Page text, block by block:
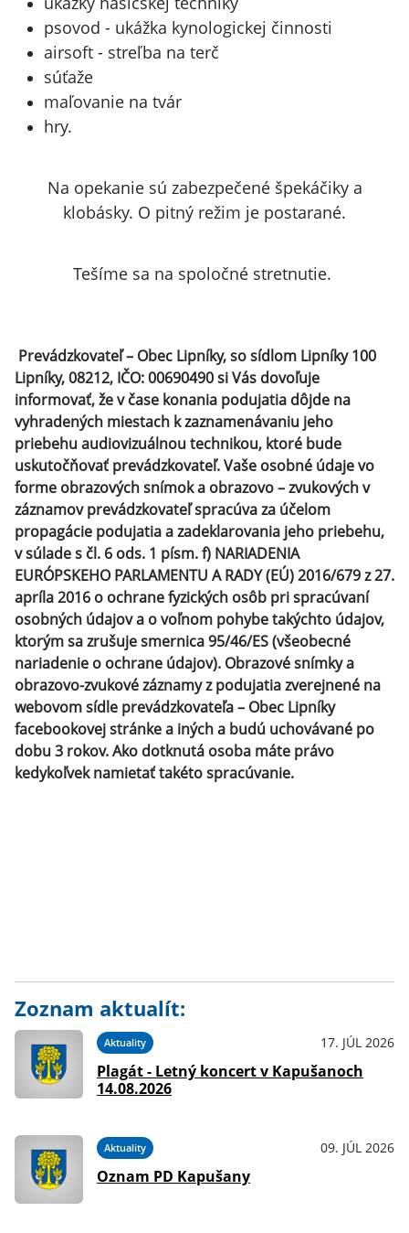
psovod - ukážka kynologickej činnosti
airsoft - streľba na terč
súťaže
maľovanie na tvár
hry.
Na opekanie sú zabezpečené špekáčiky a
klobásky. O pitný režim je postarané.
Tešíme sa na spoločné stretnutie.
Prevádzkovateľ – Obec Lipníky, so sídlom Lipníky 100
Lipníky, 08212, IČO: 00690490 si Vás dovoľuje
informovať, že v čase konania podujatia dôjde na
vyhradených miestach k zaznamenávaniu jeho
priebehu audiovizuálnou technikou, ktoré bude
uskutočňovať prevádzkovateľ. Vaše osobné údaje vo
forme obrazových snímok a obrazovo – zvukových v
záznamov prevádzkovateľ spracúva za účelom
propagácie podujatia a zadeklarovania jeho priebehu,
v súlade s čl. 6 ods. 1 písm. f) NARIADENIA
EURÓPSKEHO PARLAMENTU A RADY (EÚ) 2016/679 z 27.
apríla 2016 o ochrane fyzických osôb pri spracúvaní
osobných údajov a o voľnom pohybe takýchto údajov,
ktorým sa zrušuje smernica 95/46/ES (všeobecné
nariadenie o ochrane údajov). Obrazové snímky a
obrazovo-zvukové záznamy z podujatia zverejnené na
webovom sídle prevádzkovateľa – Obec Lipníky
facebookovej stránke a iných a budú uchovávané po
dobu 3 rokov. Ako dotknutá osoba máte právo
kedykoľvek namietať takéto spracúvanie.
Zoznam aktualít:
Aktuality 17. JÚL 2026
Plagát - Letný koncert v Kapušanoch
14.08.2026
Aktuality 09. JÚL 2026
Oznam PD Kapušany